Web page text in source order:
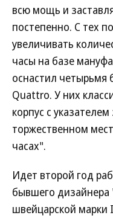
всю мощь и
постепенно. С тех
увеличивать
часы на базе
оснастил четырьмя
Quattro. У них
корпус с
торжественном
часах".
Идет второй год
бывшего
швейцарской марки